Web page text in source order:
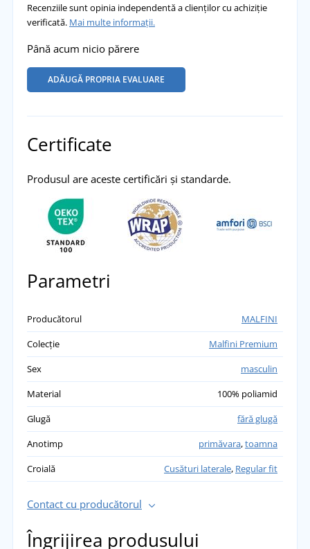
Recenziile sunt opinia independentă a clienților cu achiziție
verificată. Mai multe informații.
Până acum nicio părere
ADĂUGĂ PROPRIA EVALUARE
Certificate
Produsul are aceste certificări și standarde.
Parametri
Producătorul
MALFINI
Colecție
Malfini Premium
Sex
masculin
Material
100% poliamid
Glugă
fără glugă
Anotimp
primăvara,toamna
Croială
Cusături laterale, Regular fit
Contact cu producătorul
Îngrijirea produsului